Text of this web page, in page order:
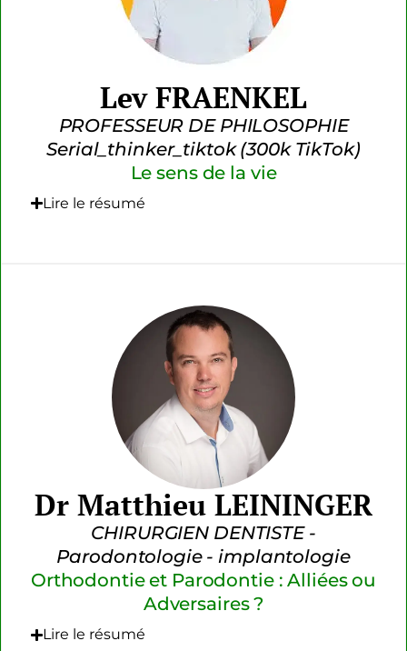
Lev FRAENKEL
PROFESSEUR DE PHILOSOPHIE
Serial_thinker_tiktok (300k TikTok)
Le sens de la vie
Lire le résumé
Dr Matthieu LEININGER
CHIRURGIEN DENTISTE -
Parodontologie - implantologie
Orthodontie et Parodontie : Alliées ou
Adversaires ?
Lire le résumé